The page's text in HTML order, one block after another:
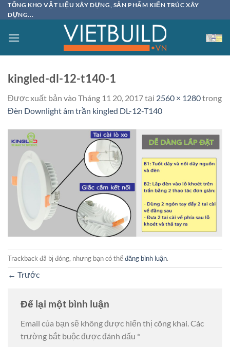
Bỏ
qua
dung
TỔNG KHO VẬT LIỆU XÂY DỰNG, SẢN PHẨM KIẾN TRÚC XÂY
DỰNG...
kingled-dl-12-t140-1
Được xuất bản vàoTháng 11 20, 2017tại 2560 × 1280trong
Đèn Downlight âm trần kingled DL-12-T140
Trackback đã bị đóng, nhưng bạn có thểđăng bình luận.
← Trước
Để lại một bình luận
Email của bạn sẽ không được hiển thị công khai.Các
trường bắt buộc được đánh dấu *